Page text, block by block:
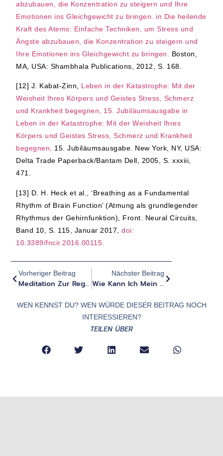
abzubauen, die Konzentration zu steigern und Ihre
Emotionen ins Gleichgewicht zu bringen. in Die heilende
Kraft des Atems: Einfache Techniken, um Stress und
Ängste abzubauen, die Konzentration zu steigern und
Ihre Emotionen ins Gleichgewicht zu bringen.
Boston,
MA, USA: Shambhala Publications, 2012, S. 168.
[12] J. Kabat-Zinn, Leben in der Katastrophe: Mit der
Weisheit Ihres Körpers und Geistes Stress, Schmerz
und Krankheit begegnen, 15. Jubiläumsausgabe in
Leben in der Katastrophe: Mit der Weisheit Ihres
Körpers und Geistes Stress, Schmerz und Krankheit
begegnen, 15. Jubiläumsausgabe. New York, NY, USA:
Delta Trade Paperback/Bantam Dell, 2005, S. xxxiii,
471.
[13] D. H. Heck et al., ‘Breathing as a Fundamental
Rhythm of Brain Function’ (Atmung als grundlegender
Rhythmus der Gehirnfunktion), Front. Neural Circuits,
Band 10, S. 115, Januar 2017,doi:
10.3389/fncir.2016.00115.
Vorheriger Beitrag
Meditation Zur Regulierung Des Nervensystems
Nächster Beitrag
Wie Kann Ich Mein Nervensystem Durch Bewegung Regulieren?
WEN KENNST DU? WEN WÜRDE DIESER BEITRAG NOCH
INTERESSIEREN?
TEILEN ÜBER